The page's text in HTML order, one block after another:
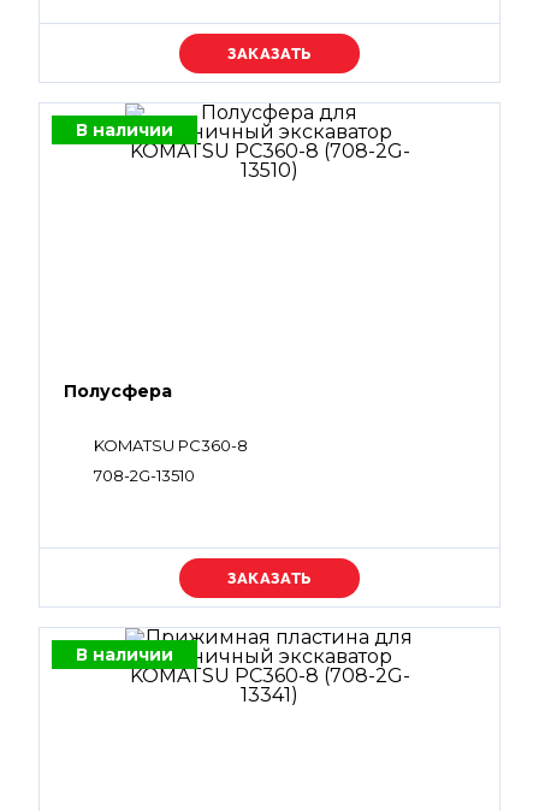
Уточняйте цену
В наличии
Полусфера
KOMATSU PC360-8
708-2G-13510
Уточняйте цену
В наличии